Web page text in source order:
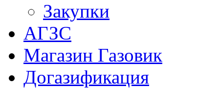
Закупки
АГЗС
Магазин Газовик
Догазификация